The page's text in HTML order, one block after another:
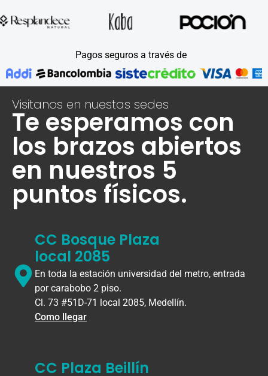
Pagos seguros a través de
Visitanos en nuestas sedes
Te esperamos con
los brazos abiertos
en nuestros 5
puntos físicos.
CC Bosque Plaza
local 2085
En toda la estación universidad del metro, entrada
por carabobo 2 piso.
Cl. 73 #51D-71 local 2085, Medellín.
Como llegar
CC Plaza Beillín